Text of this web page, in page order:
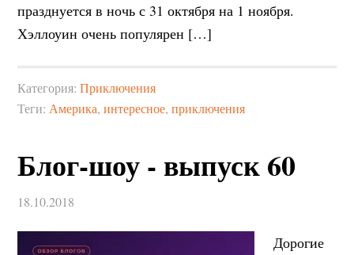
празднуется в ночь с 31 октября на 1 ноября.
Хэллоуин очень популярен […]
Категория:Приключения
Теги: Америка,интересное,приключения
Блог-шоу - выпуск 60
18.10.2018
Дорогие